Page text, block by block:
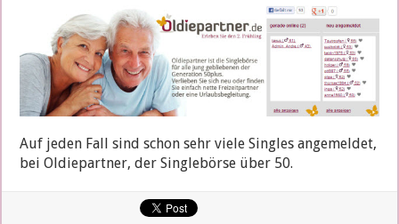
Auf jeden Fall sind schon sehr viele Singles angemeldet,
bei Oldiepartner, der Singlebörse über 50.